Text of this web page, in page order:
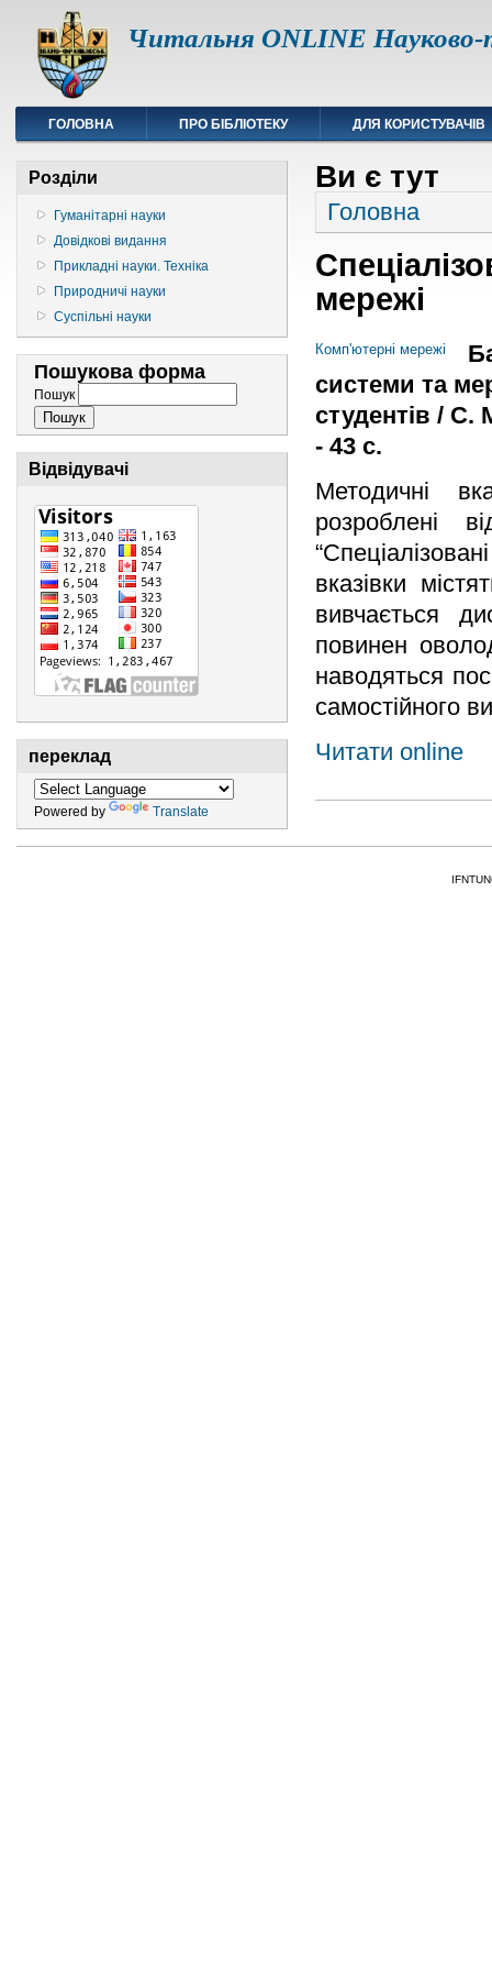
Читальня ONLINE Науково-
ГОЛОВНА ПРО БІБЛІОТЕКУ ДЛЯ КОРИСТУВАЧІВ
Розділи
Гуманітарні науки
Довідкові видання
Прикладні науки. Техніка
Природничі науки
Суспільні науки
Пошукова форма
Пошук
Відвідувачі
переклад
Powered by Translate
Ви є тут
Головна
мережі
Комп'ютерні мережі
системи та
студентів / С.
- 43 с.
Методичні
розроблені
вказівки
вивчається
повинен
наводяться
самостійного
Читати online